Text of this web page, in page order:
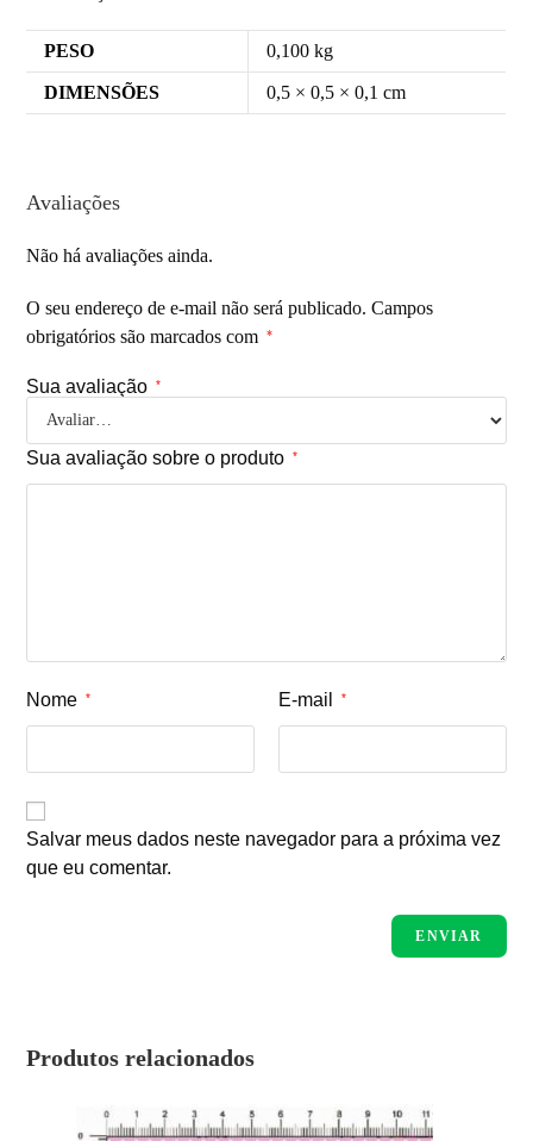
PESO 0,100 kg
DIMENSÕES 0,5 × 0,5 × 0,1 cm
Avaliações
Não há avaliações ainda.
O seu endereço de e-mail não será publicado. Campos
obrigatórios são marcados com
*
Sua avaliação *
Sua avaliação sobre o produto *
Nome * E-mail *
Salvar meus dados neste navegador para a próxima vez
que eu comentar.
Produtos relacionados